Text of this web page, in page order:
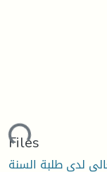
Files
لدى طلبة السنة